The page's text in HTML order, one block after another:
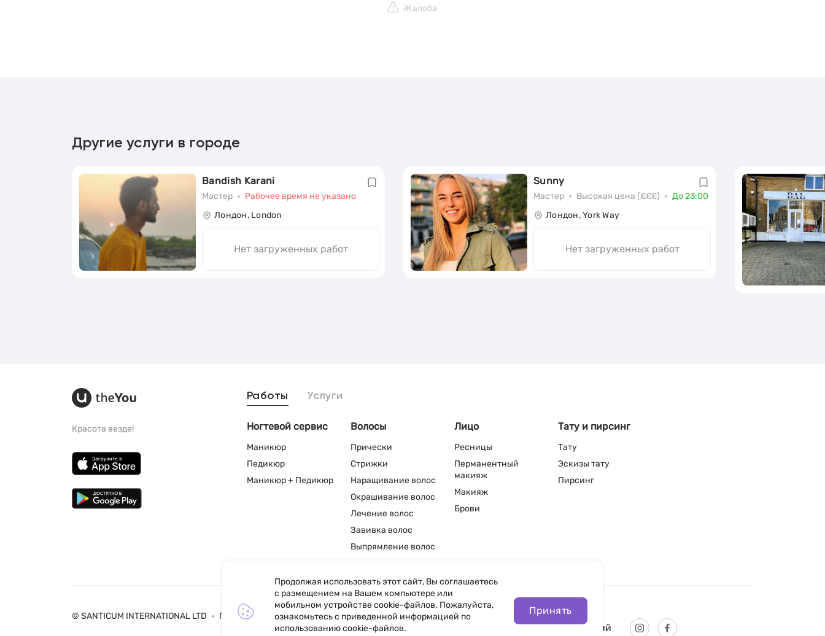
Жалоба
Другие услуги в городе
Bandish Karani
Мастер
Рабочее время не указано
Лондон, London
Нет загруженных работ
Sunny
Мастер Высокая цена (£££)
До 23:00
Лондон, York Way
Нет загруженных работ
Красота везде!
Работы Услуги
Ногтевой сервис
Маникюр
Педикюр
Маникюр + Педикюр
Волосы
Прически
Стрижки
Наращивание волос
Окрашивание волос
Лечение волос
Завивка волос
Выпрямление волос
Лицо
Ресницы
Перманентный
макияж
Макияж
Брови
Тату и пирсинг
Тату
Эскизы тату
Пирсинг
© SANTICUM INTERNATIONAL LTD Политика конфиденциальности
Русский
Продолжая использовать этот сайт, Вы соглашаетесь
с размещением на Вашем компьютере или
мобильном устройстве cookie-файлов. Пожалуйста,
ознакомьтесь с приведенной информацией по
использованию cookie-файлов.
Принять